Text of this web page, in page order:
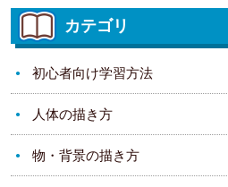
カテゴリ
初心者向け学習方法
人体の描き方
物・背景の描き方